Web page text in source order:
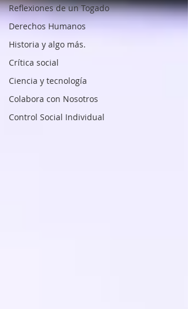
Reflexiones de un Togado
Derechos Humanos
Historia y algo más.
Crítica social
Ciencia y tecnología
Colabora con Nosotros
Control Social Individual